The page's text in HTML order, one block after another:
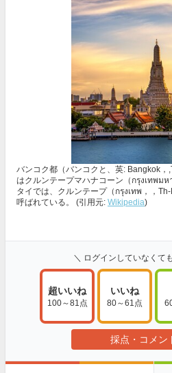
バンコク都（バンコクと、英: Bangkok，
はクルンテープマハナコーン（กรุงเทพมห
タイでは、クルンテープ（กรุงเทพ，，
呼ばれている。 (引用元: Wikipedia)
＼ ログインしていなくて
超いいね
100～81点
いいね
80～61点
採点・コメン